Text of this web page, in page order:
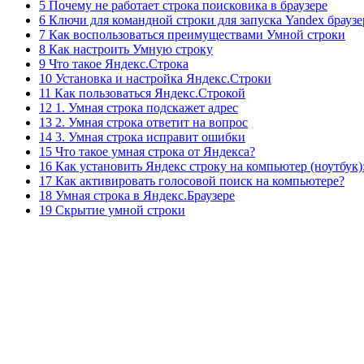
5 Почему не работает строка поисковика в браузере
6 Ключи для командной строки для запуска Yandex
7 Как воспользоваться преимуществами Умной строки
8 Как настроить Умную строку
9 Что такое Яндекс.Строка
10 Установка и настройка Яндекс.Строки
11 Как пользоваться Яндекс.Строкой
12 1. Умная строка подскажет адрес
13 2. Умная строка ответит на вопрос
14 3. Умная строка исправит ошибки
15 Что такое умная строка от Яндекса?
16 Как установить Яндекс строку на компьютер
17 Как активировать голосовой поиск на компьютере?
18 Умная строка в Яндекс.Браузере
19 Скрытие умной строки